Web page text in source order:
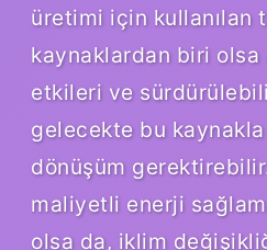
üretimi için kullanılan
kaynaklardan biri olsa
etkileri ve
gelecekte bu
dönüşüm
maliyetli enerji
olsa da, iklim